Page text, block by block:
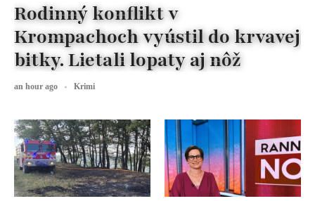
Rodinný konflikt v
Krompachoch vyústil do krvavej
bitky. Lietali lopaty aj nôž
an hour ago Krimi